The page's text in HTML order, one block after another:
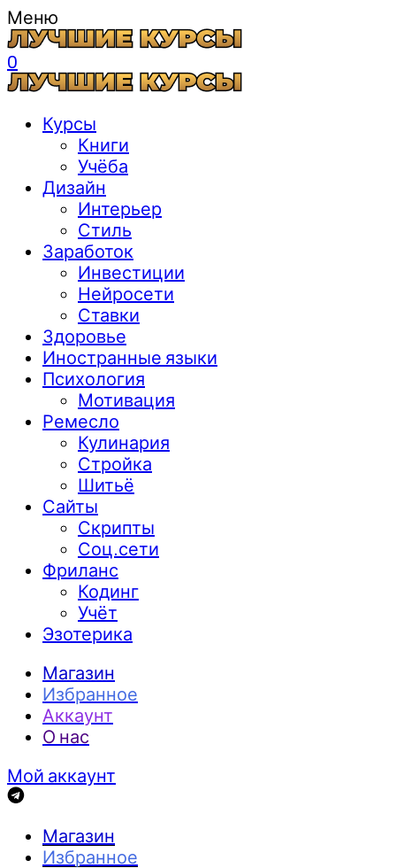
Меню
0
Курсы
Книги
Учёба
Дизайн
Интерьер
Стиль
Заработок
Инвестиции
Нейросети
Ставки
Здоровье
Иностранные языки
Психология
Мотивация
Ремесло
Кулинария
Стройка
Шитьё
Сайты
Скрипты
Соц.сети
Фриланс
Кодинг
Учёт
Эзотерика
Магазин
Избранное
Аккаунт
О нас
Мой аккаунт
Магазин
Избранное